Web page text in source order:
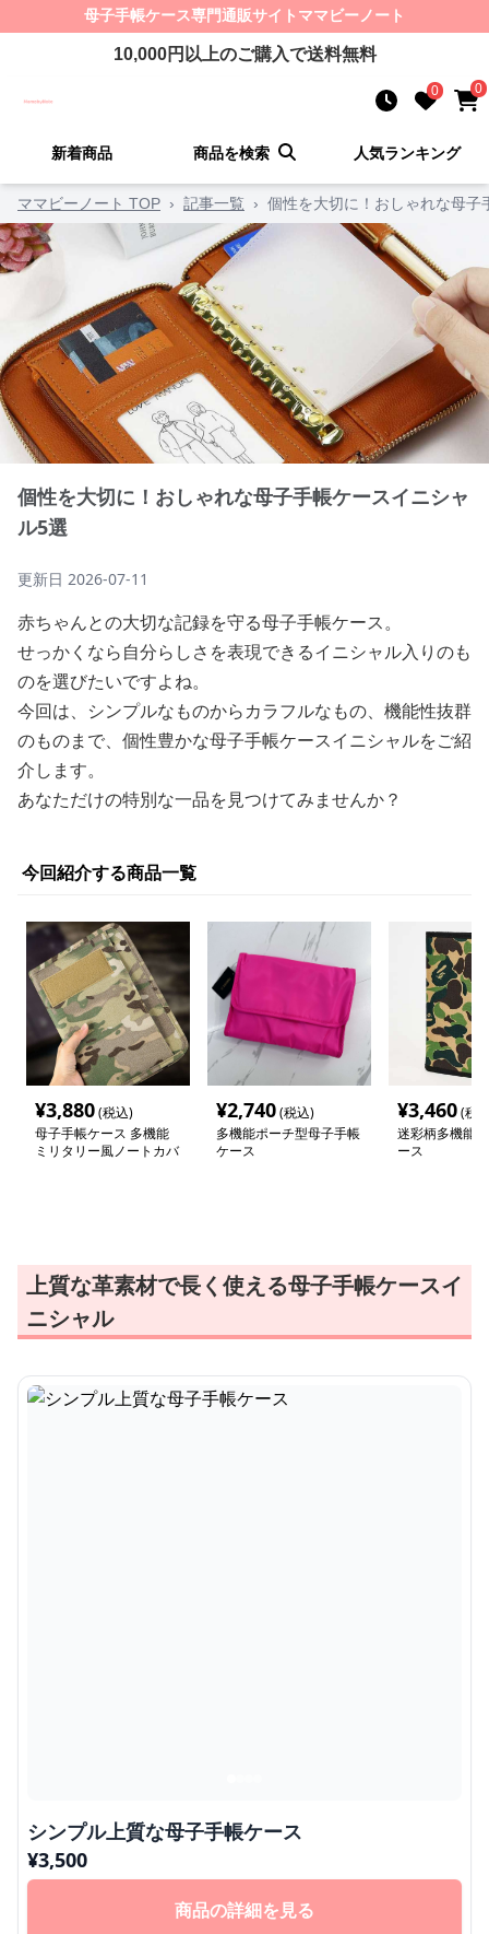
母子手帳ケース専門通販サイト ママビーノート
10,000円以上のご購入で送料無料
0 0
新着商品 商品を検索 人気ランキング
ママビーノート TOP › 記事一覧 › 個性を大切に！おしゃれな母子
個性を大切に！おしゃれな母子手帳ケースイニシャ
ル5選
更新日 2026-07-11
赤ちゃんとの大切な記録を守る母子手帳ケース。
せっかくなら自分らしさを表現できるイニシャル入りのも
のを選びたいですよね。
今回は、シンプルなものからカラフルなもの、機能性抜群
のものまで、個性豊かな母子手帳ケースイニシャルをご紹
介します。
あなただけの特別な一品を見つけてみませんか？
今回紹介する商品一覧
¥3,880(税込)
母子手帳ケース 多機能
ミリタリー風ノートカバ
¥2,740(税込)
多機能ポーチ型母子手帳
ケース
¥3,460(税
迷彩柄多機能
ース
上質な革素材で長く使える母子手帳ケースイ
ニシャル
シンプル上質な母子手帳ケース
¥3,500
商品の詳細を見る